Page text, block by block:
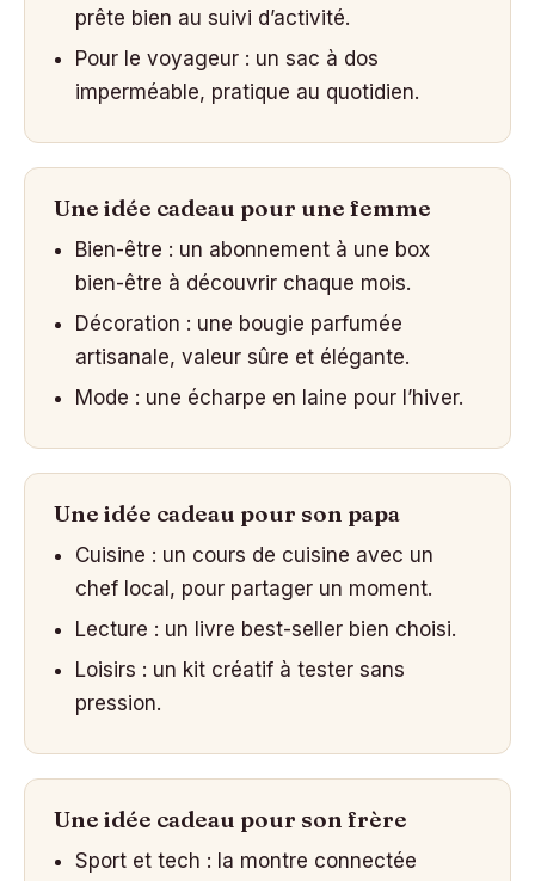
prête bien au suivi d’activité.
Pour le voyageur : un sac à dos
imperméable, pratique au quotidien.
Une idée cadeau pour une femme
Bien-être : un abonnement à une box
bien-être à découvrir chaque mois.
Décoration : une bougie parfumée
artisanale, valeur sûre et élégante.
Mode : une écharpe en laine pour l’hiver.
Une idée cadeau pour son papa
Cuisine : un cours de cuisine avec un
chef local, pour partager un moment.
Lecture : un livre best-seller bien choisi.
Loisirs : un kit créatif à tester sans
pression.
Une idée cadeau pour son frère
Sport et tech : la montre connectée